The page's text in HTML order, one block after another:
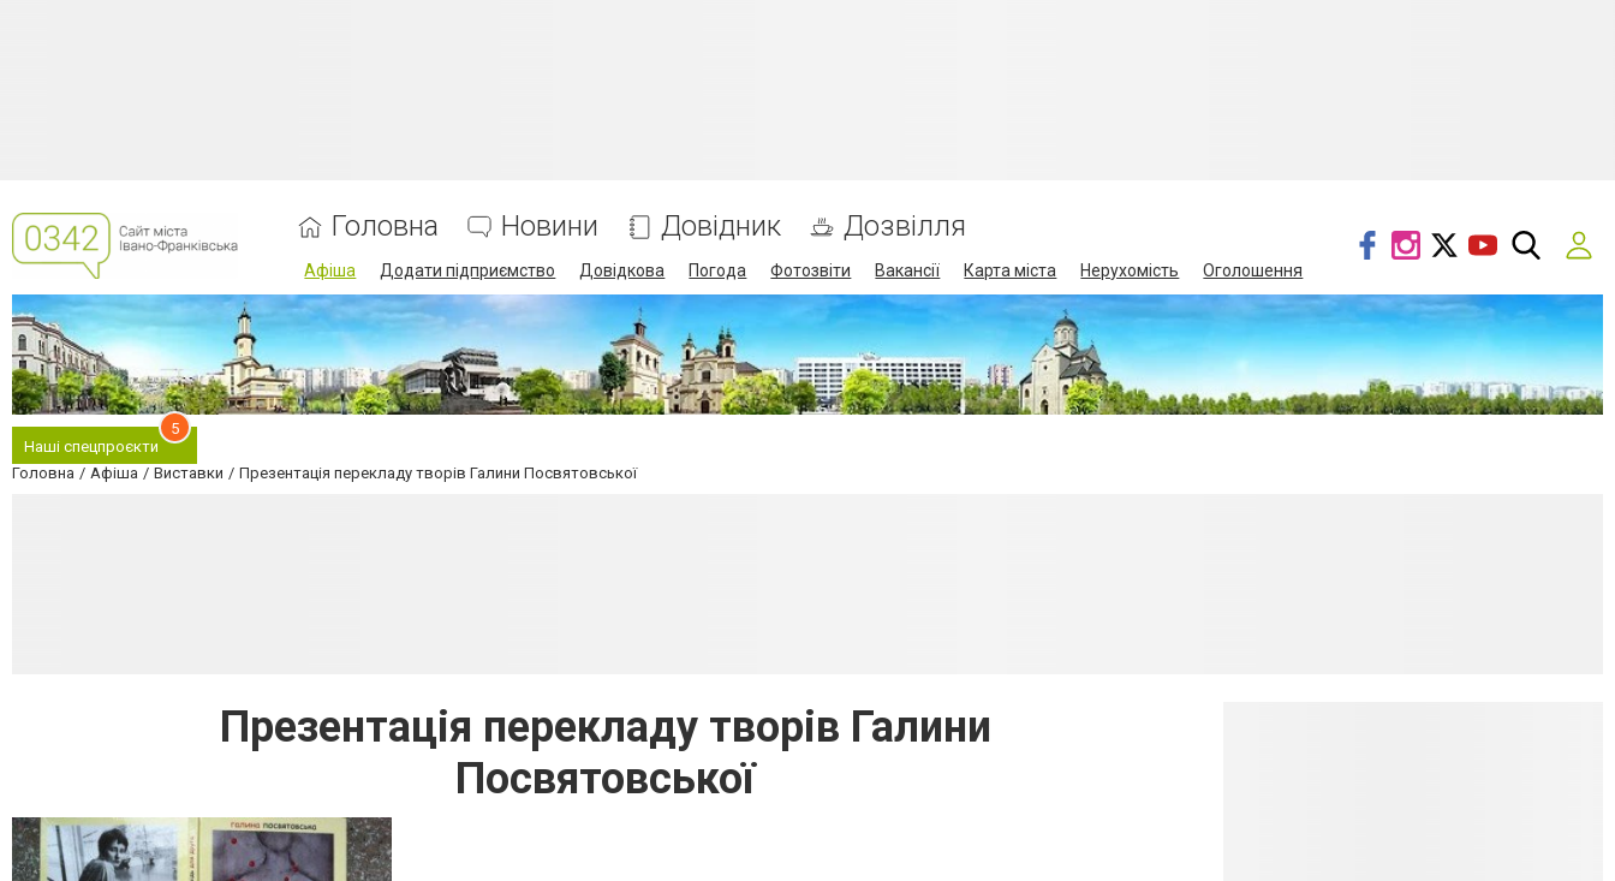
Головна Новини Довідник Дозвілля
Афіша Додати підприємство Довідкова Погода Фотозвіти Вакансії Карта міста Нерухомість Оголошення
Наші спецпроєкти
5
Головна Афіша Виставки Презентація перекладу творів Галини Посвятовської
Презентація перекладу творів Галини
Посвятовської